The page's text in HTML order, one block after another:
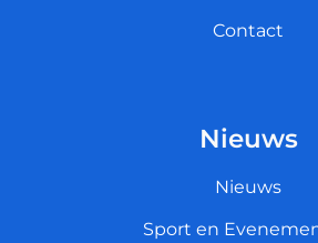
Contact
Nieuws
Nieuws
Sport en